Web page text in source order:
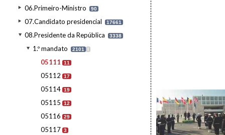
06.Primeiro-Ministro 90
07.Candidato presidencial 17661
08.Presidente da República 3338
1.º mandato 2101 I
05111 11
05112 17
05114 19
05115 12
05116 29
05117 3